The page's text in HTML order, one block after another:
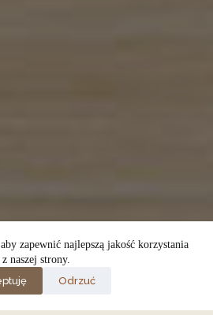
zapewnić najlepszą jakość korzystania
z naszej strony.
Odrzuć